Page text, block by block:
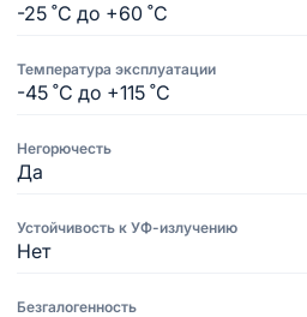
-25 ˚С до +60 ˚С
Температура эксплуатации
-45 ˚С до +115 ˚С
Негорючесть
Да
Устойчивость к УФ-излучению
Нет
Безгалогенность